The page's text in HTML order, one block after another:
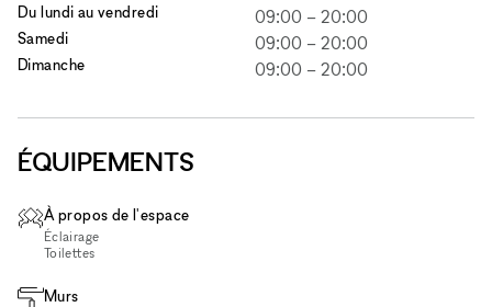
Du lundi au vendredi 09:00 – 20:00
Samedi 09:00 – 20:00
Dimanche 09:00 – 20:00
ÉQUIPEMENTS
À propos de l'espace
Éclairage
Toilettes
Murs